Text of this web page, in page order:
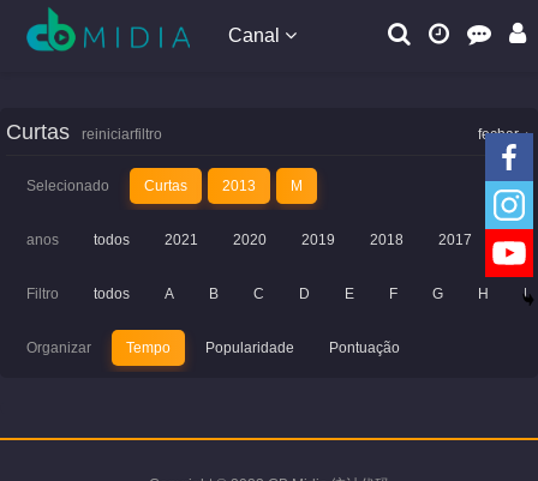
Canal
fechar
Curtas reiniciarfiltro
Selecionado Curtas 2013 M
anos todos 2021 2020 2019 2018 2017
Filtro todos A B C D E F G H I
Organizar Tempo Popularidade Pontuação